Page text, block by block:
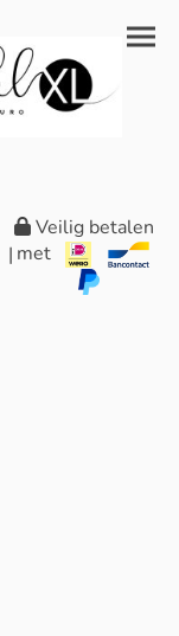
|
Veilig betalen
met